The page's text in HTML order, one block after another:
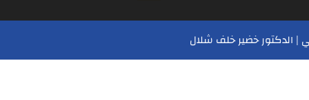
| الدكتور خضير خلف شلال